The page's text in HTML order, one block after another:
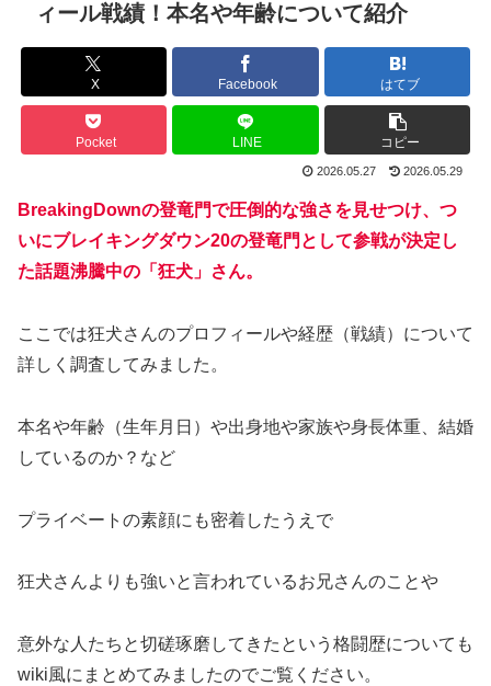
ィール戦績！本名や年齢について紹介
X Facebook はてブ
Pocket LINE コピー
2026.05.27 2026.05.29
BreakingDownの登竜門で圧倒的な強さを見せつけ、つ
いにブレイキングダウン20の登竜門として参戦が決定し
た話題沸騰中の「狂犬」さん。
ここでは狂犬さんのプロフィールや経歴（戦績）について
詳しく調査してみました。
本名や年齢（生年月日）や出身地や家族や身長体重、結婚
しているのか？など
プライベートの素顔にも密着したうえで
狂犬さんよりも強いと言われているお兄さんのことや
意外な人たちと切磋琢磨してきたという格闘歴についても
wiki風にまとめてみましたのでご覧ください。